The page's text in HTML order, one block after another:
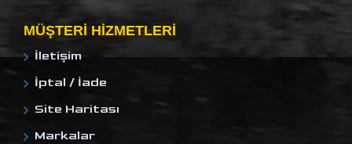
MÜŞTERI HIZMETLERI
İletişim
İptal / İade
Site Haritası
Markalar